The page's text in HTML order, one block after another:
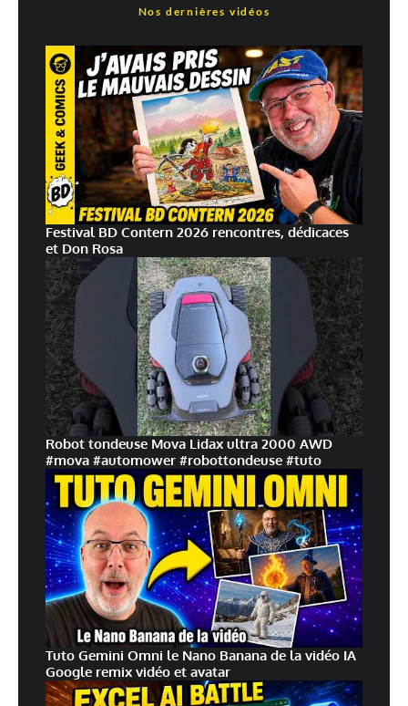
Nos dernières vidéos
Festival BD Contern 2026 rencontres, dédicaces
et Don Rosa
Robot tondeuse Mova Lidax ultra 2000 AWD
#mova #automower #robottondeuse #tuto
Tuto Gemini Omni le Nano Banana de la vidéo IA
Google remix vidéo et avatar